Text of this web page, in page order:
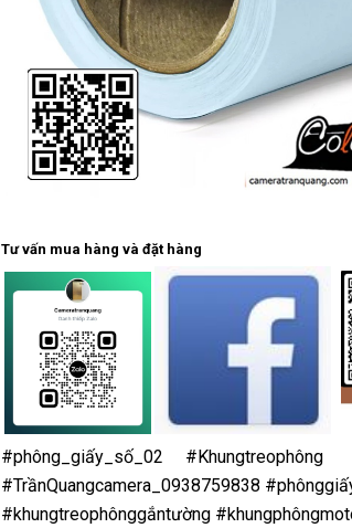
Tư vấn mua hàng và đặt hàng
#phông_giấy_số_02
#Khungtreophông
#TrầnQuangcamera_0938759838
#khungtreophônggắntường